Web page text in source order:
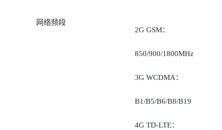
网络频段
2G GSM：
850/900/1800MHz
3G WCDMA：
B1/B5/B6/B8/B19
4G TD-LTE：